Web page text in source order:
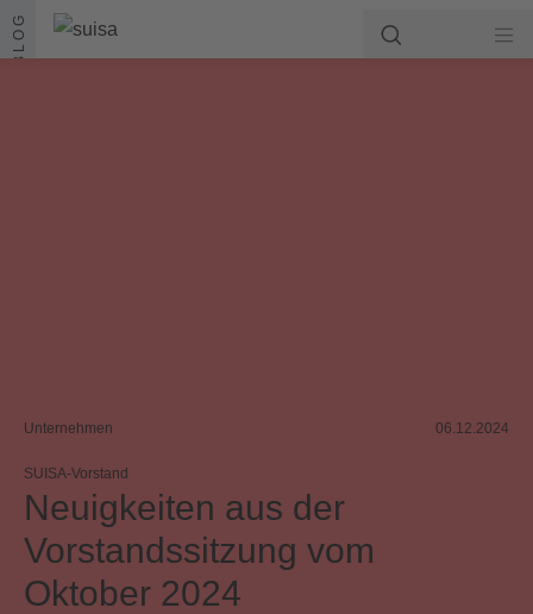
Zum Inhalt springen
BLOG
Unternehmen 06.12.2024
SUISA-Vorstand
Neuigkeiten aus der
Vorstandssitzung vom
Oktober 2024